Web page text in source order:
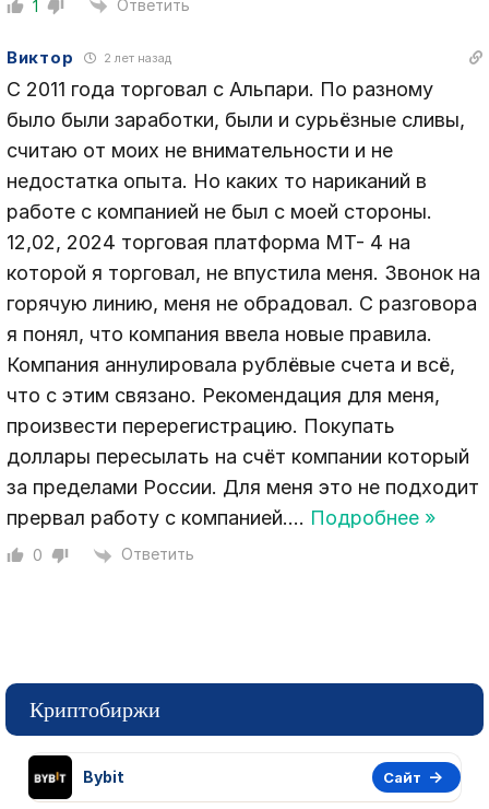
1 Ответить
Виктор 2 лет назад
С 2011 года торговал с Альпари. По разному
было были заработки, были и сурьёзные сливы,
считаю от моих не внимательности и не
недостатка опыта. Но каких то нариканий в
работе с компанией не был с моей стороны.
12,02, 2024 торговая платформа МТ- 4 на
которой я торговал, не впустила меня. Звонок на
горячую линию, меня не обрадовал. С разговора
я понял, что компания ввела новые правила.
Компания аннулировала рублёвые счета и всё,
что с этим связано. Рекомендация для меня,
произвести перерегистрацию. Покупать
доллары пересылать на счёт компании который
за пределами России. Для меня это не подходит
прервал работу с компанией.… Подробнее »
0 Ответить
Криптобиржи
Bybit Сайт